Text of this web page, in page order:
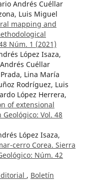
Andrés Cuéllar
Luis Miguel
mapping and
Núm. 1 (2021)
López Isaza,
Cuéllar
Lina María
Rodríguez, Luis
López Herrera,
of extensional
Geológico: Vol. 48
López Isaza,
cerro Corea. Sierra
Núm. 42
, Boletín